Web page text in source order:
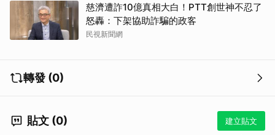
慈濟遭詐10億真相大白！PTT創世神不忍了
怒轟：下架協助詐騙的政客
民視新聞網
轉發 (0)
貼文 (0) 建立貼文